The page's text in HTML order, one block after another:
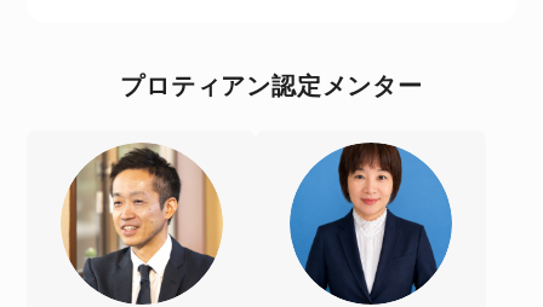
プロティアン認定メンター